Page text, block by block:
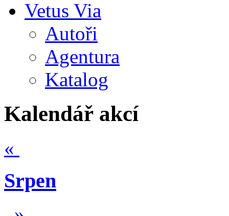
Vetus Via
Autoři
Agentura
Katalog
Kalendář akcí
«
Srpen